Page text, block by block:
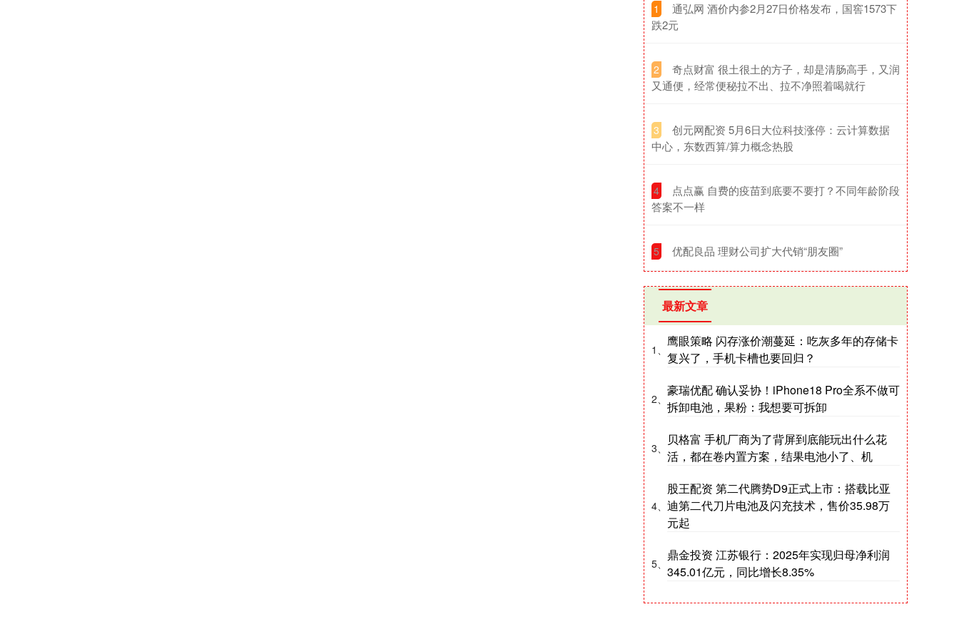
1
​通弘网 酒价内参2月27日价格发布，国窖1573下
跌2元
2
​奇点财富 很土很土的方子，却是清肠高手，又润
又通便，经常便秘拉不出、拉不净照着喝就行
3
​创元网配资 5月6日大位科技涨停：云计算数据
中心，东数西算/算力概念热股
4
​点点赢 自费的疫苗到底要不要打？不同年龄阶段
答案不一样
5 ​优配良品 理财公司扩大代销“朋友圈”
最新文章
1、
鹰眼策略 闪存涨价潮蔓延：吃灰多年的存储卡
复兴了，手机卡槽也要回归？
2、
豪瑞优配 确认妥协！iPhone18 Pro全系不做可
拆卸电池，果粉：我想要可拆卸
3、
贝格富 手机厂商为了背屏到底能玩出什么花
活，都在卷内置方案，结果电池小了、机
4、
股王配资 第二代腾势D9正式上市：搭载比亚
迪第二代刀片电池及闪充技术，售价35.98万
元起
5、
鼎金投资 江苏银行：2025年实现归母净利润
345.01亿元，同比增长8.35%